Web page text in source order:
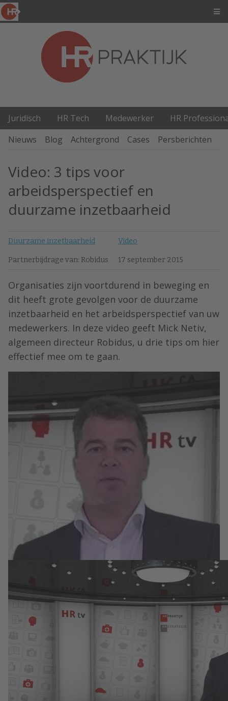
Juridisch HR Tech Medewerker
HR
Nieuws
Blog Achtergrond Cases Persberichten
Video: 3 tips voor
arbeidsperspectief en
duurzame inzetbaarheid
Duurzame inzetbaarheid Video
Partnerbijdrage van: Robidus 17 september 2015
Organisaties zijn voortdurend in beweging en
dit heeft grote gevolgen voor de duurzame
inzetbaarheid en het arbeidsperspectief van uw
medewerkers. In deze video geeft Mick Netiv,
algemeen directeur Robidus, u drie tips om hier
effectief mee om te gaan.